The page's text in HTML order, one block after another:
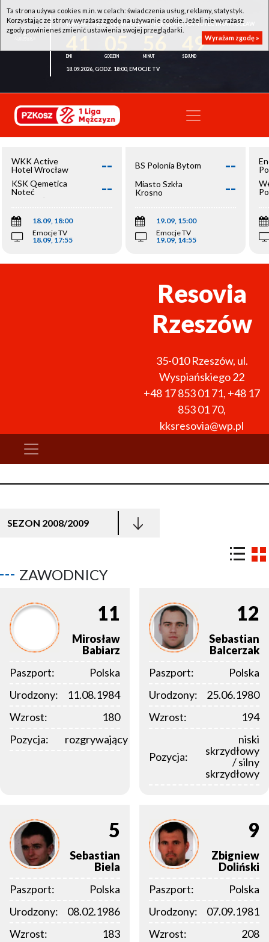
WKK ACTIVE HOTEL WROCŁAW - KSK QEMETICA NOTEĆ INOWROCŁAW
49
18.09.2026, GODZ. 18:00, EMOCJE TV
WKK Active
Hotel Wrocław
--
KSK Qemetica
Noteć
Inowrocław
--
18.09, 18:00
Emocje TV
18.09, 17:55
BS Polonia Bytom --
Miasto Szkła
Krosno
--
19.09, 15:00
Emocje TV
19.09, 14:55
Resovia
Rzeszów
35-010 Rzeszów, ul.
Wyspiańskiego 22
+48 17 853 01 71, +48 17
853 01 70,
kksresovia@wp.pl
SEZON 2008/2009
ZAWODNICY
11
Mirosław
Babiarz
Paszport:
Polska
Urodzony:
11.08.1984
Wzrost:
180
Pozycja:
rozgrywający
12
Sebastian
Balcerzak
Paszport:
Polska
Urodzony:
25.06.1980
Wzrost:
194
Pozycja:
niski
skrzydłowy
/ silny
skrzydłowy
5
Sebastian
Biela
Paszport:
Polska
Urodzony:
08.02.1986
Wzrost:
183
9
Zbigniew
Doliński
Paszport:
Polska
Urodzony:
07.09.1981
Wzrost:
208
Ta strona używa cookies m.in. w celach: świadczenia usług, reklamy, statystyk.
Korzystając ze strony wyrażasz zgodę na używanie cookie. Jeżeli nie wyrażasz
zgody powinieneś zmienić ustawienia swojej przeglądarki.
Wyrażam zgodę »